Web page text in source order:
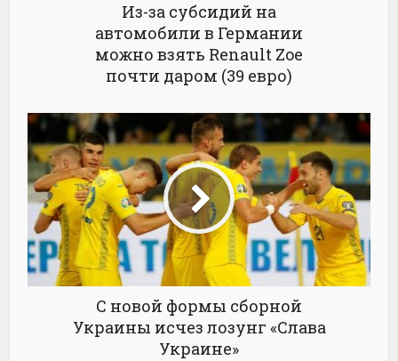
Из-за субсидий на
автомобили в Германии
можно взять Renault Zoe
почти даром (39 евро)
С новой формы сборной
Украины исчез лозунг «Слава
Украине»